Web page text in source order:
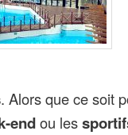
. Alors que ce soit
endou les